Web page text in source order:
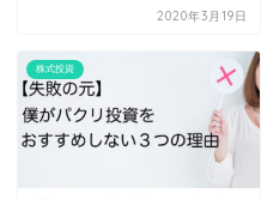
2020年3月19日
株式投資